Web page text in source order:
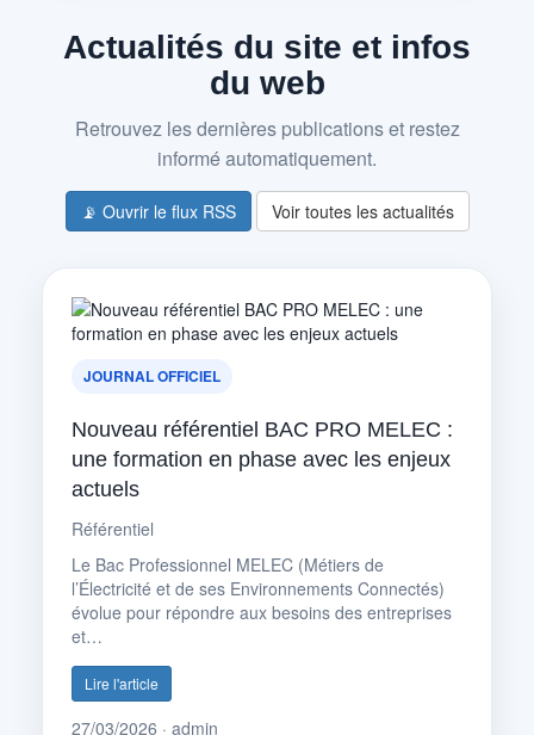
Actualités du site et infos
du web
Retrouvez les dernières publications et restez
informé automatiquement.
📡 Ouvrir le flux RSS Voir toutes les actualités
JOURNAL OFFICIEL
Nouveau référentiel BAC PRO MELEC :
une formation en phase avec les enjeux
actuels
Référentiel
Le Bac Professionnel MELEC (Métiers de
l’Électricité et de ses Environnements Connectés)
évolue pour répondre aux besoins des entreprises
et…
Lire l'article
27/03/2026 · admin